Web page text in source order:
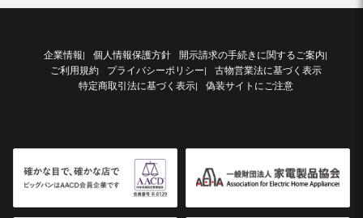
企業情報| 個人情報保護方針 開示請求の手続きに関するご案内|
ご利用規約 プライバシーポリシー|
古物営業法に基づく表示
特定商取引法に基づく表示| 偽装サイトにご注意